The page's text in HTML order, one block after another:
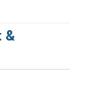
&